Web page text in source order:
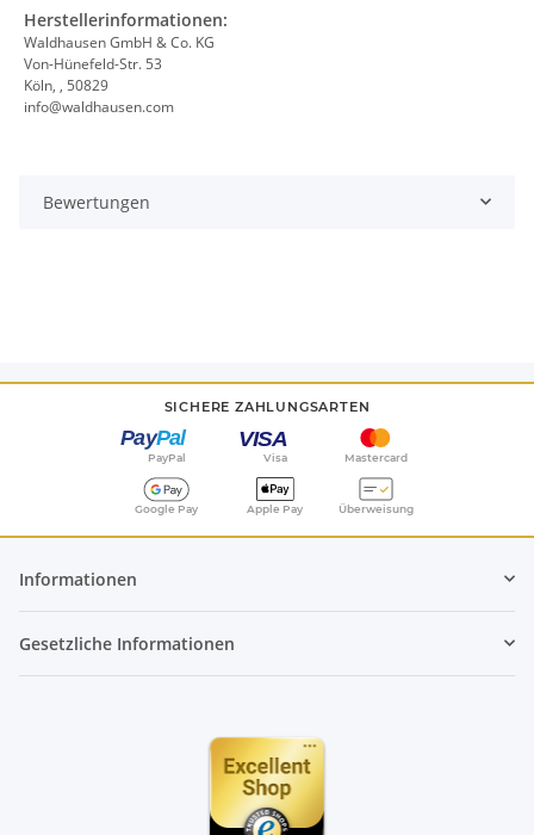
Herstellerinformationen:
Waldhausen GmbH & Co. KG
Von-Hünefeld-Str. 53
Köln, , 50829
info@waldhausen.com
Bewertungen
SICHERE ZAHLUNGSARTEN
PayPal Visa Mastercard
Google Pay Apple Pay Überweisung
Informationen
Gesetzliche Informationen